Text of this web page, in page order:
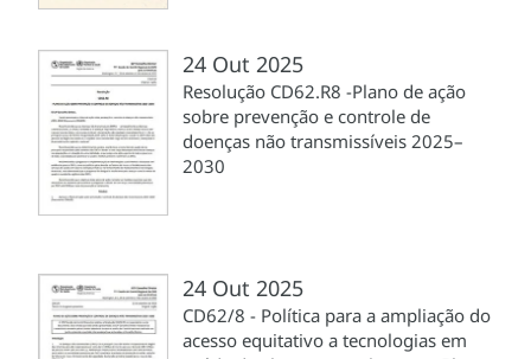
24 Out 2025
Resolução CD62.R8 -Plano de ação
sobre prevenção e controle de
doenças não transmissíveis 2025–
2030
24 Out 2025
CD62/8 - Política para a ampliação do
acesso equitativo a tecnologias em